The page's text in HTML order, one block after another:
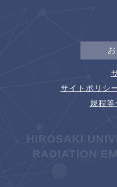
サイトポリシ
規程等
HIROSAKI
RADIATION